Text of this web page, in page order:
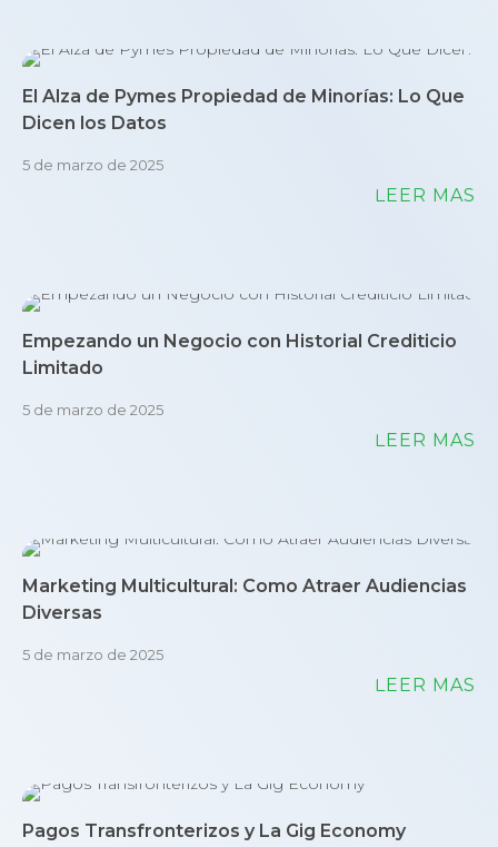
El Alza de Pymes Propiedad de Minorías: Lo Que
Dicen los Datos
5 de marzo de 2025
LEER MÁS
Empezando un Negocio con Historial Crediticio
Limitado
5 de marzo de 2025
LEER MÁS
Marketing Multicultural: Como Atraer Audiencias
Diversas
5 de marzo de 2025
LEER MÁS
Pagos Transfronterizos y La Gig Economy